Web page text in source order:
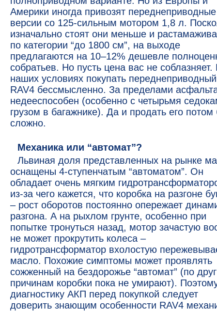
Америки иногда привозят переднеприводные
версии со 125-сильным мотором 1,8 л.
изначально стоят они меньше и
по категории “до 1800 см”, на выходе
предлагаются на 10–12% дешевле
собратьев. Но пусть цена вас не соблазняет.
наших условиях покупать переднеприводный
RAV4 бессмысленно. За пределами
недееспособен (особенно с четырьмя
грузом в багажнике). Да и продать его потом
сложно.
Механика или “автомат”?
Львиная доля представленных на рынке
оснащены 4-ступенчатым “автоматом”. Он
обладает очень мягким
из-за чего кажется, что коробка на разгоне
– рост оборотов постоянно опережает
разгона. А на рыхлом грунте, особенно при
попытке тронуться назад, мотор зачастую
не может прокрутить колеса –
гидротрансформатор вхолостую
масло. Похожие симптомы может проявлять
сожженный на бездорожье “автомат” (по
причинам коробки пока не умирают).
диагностику АКП перед покупкой следует
доверить знающим особенности RAV4